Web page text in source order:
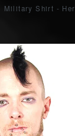
Military Shirt -